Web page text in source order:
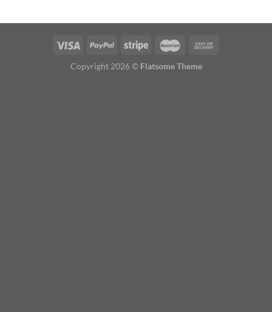
Copyright 2026 © Flatsome Theme